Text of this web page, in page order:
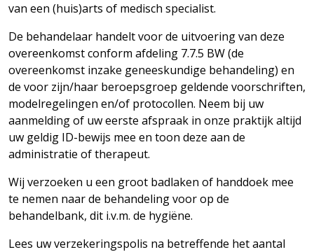
van een (huis)arts of medisch specialist.
De behandelaar handelt voor de uitvoering van deze
overeenkomst conform afdeling 7.7.5 BW (de
overeenkomst inzake geneeskundige behandeling) en
de voor zijn/haar beroepsgroep geldende voorschriften,
modelregelingen en/of protocollen. Neem bij uw
aanmelding of uw eerste afspraak in onze praktijk altijd
uw geldig ID-bewijs mee en toon deze aan de
administratie of therapeut.
Wij verzoeken u een groot badlaken of handdoek mee
te nemen naar de behandeling voor op de
behandelbank, dit i.v.m. de hygiëne.
Lees uw verzekeringspolis na betreffende het aantal